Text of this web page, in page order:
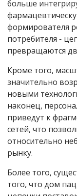
больше
формирователя
потребителя -
превращаются
Кроме того,
значительно
новыми
наконец,
приведут к
сетей, что
относительно
рынку.
Более того,
того, что дом